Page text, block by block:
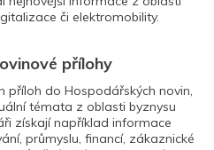
či elektromobility.
přílohy
příloh do Hospodářských novin,
témata z oblasti byznysu
získají například informace
průmyslu, financí, zákaznické